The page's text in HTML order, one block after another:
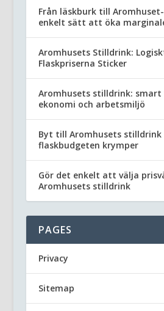
Från läskburk till
enkelt sätt att öka
Aromhusets Stilldrink:
Flaskpriserna Sticker
Aromhusets stilldrink: smart
ekonomi och arbetsmiljö
Byt till Aromhusets stilldrink
flaskbudgeten krymper
Gör det enkelt att välja
Aromhusets stilldrink
PAGES
Privacy
Sitemap